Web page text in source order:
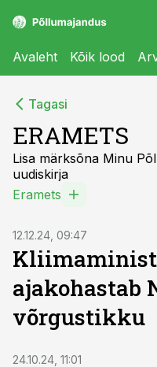
Avaleht Kõik lood
Tagasi
ERAMETS
Lisa märksõna Minu
uudiskirja
Eramets
12.12.24, 09:47
ajakohastab
võrgustikku
24.10.24, 11:01